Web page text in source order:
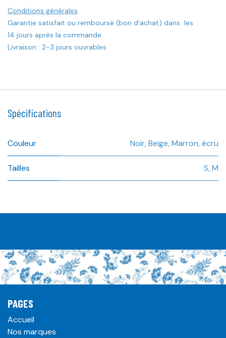
Conditions générales
Garantie satisfait ou remboursé (bon d'achat) dans les
14 jours après la commande
Livraison : 2-3 jours ouvrables
Spécifications
Couleur Noir,Beige,Marron,écru
Tailles S,M
PAGES
Accueil
Nos marques